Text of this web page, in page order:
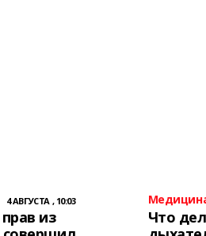
4 АВГУСТА , 10:03
из
Что